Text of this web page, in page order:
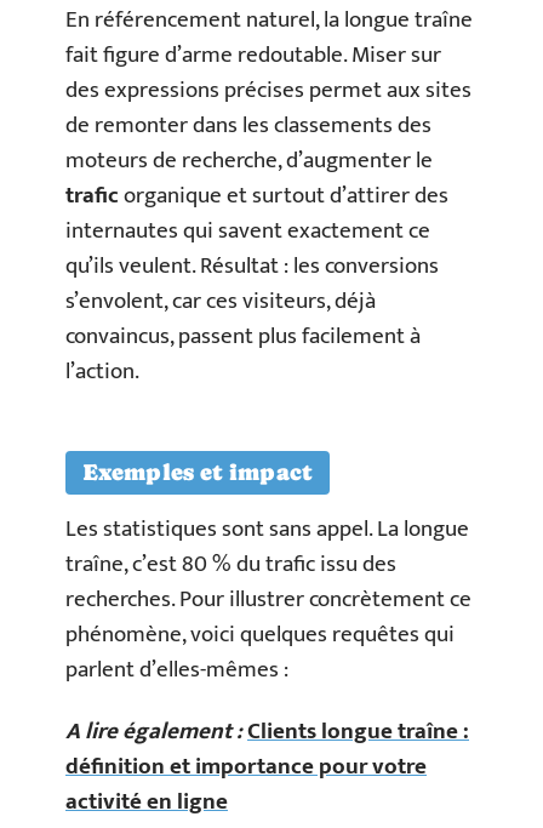
En référencement naturel, la longue traîne
fait figure d’arme redoutable. Miser sur
des expressions précises permet aux sites
de remonter dans les classements des
moteurs de recherche, d’augmenter le
traficorganique et surtout d’attirer des
internautes qui savent exactement ce
qu’ils veulent. Résultat : les conversions
s’envolent, car ces visiteurs, déjà
convaincus, passent plus facilement à
l’action.
Exemples et impact
Les statistiques sont sans appel. La longue
traîne, c’est 80 % du trafic issu des
recherches. Pour illustrer concrètement ce
phénomène, voici quelques requêtes qui
parlent d’elles-mêmes :
A lire également :Clients longue traîne :
définition et importance pour votre
activité en ligne